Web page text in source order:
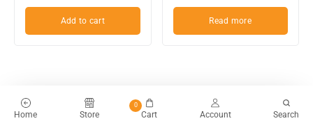
Add to cart Read more
Home Store
0
Cart Account Search